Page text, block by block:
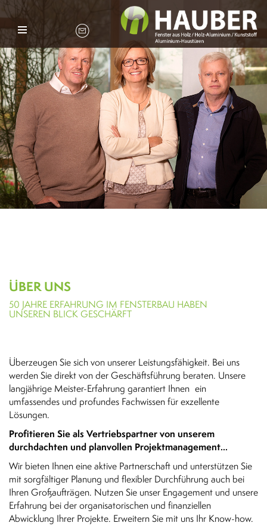
ÜBER UNS
50 JAHRE ERFAHRUNG IM FENSTERBAU HABEN
UNSEREN BLICK GESCHÄRFT
Überzeugen Sie sich von unserer Leistungsfähigkeit. Bei uns
werden Sie direkt von der Geschäftsführung beraten. Unsere
langjährige Meister-Erfahrung garantiert Ihnen ein
umfassendes und profundes Fachwissen für exzellente
Lösungen.
Profitieren Sie als Vertriebspartner von unserem
durchdachten und planvollen Projektmanagement...
Wir bieten Ihnen eine aktive Partnerschaft und unterstützen Sie
mit sorgfältiger Planung und flexibler Durchführung auch bei
Ihren Großaufträgen. Nutzen Sie unser Engagement und unsere
Erfahrung bei der organisatorischen und finanziellen
Abwicklung Ihrer Projekte. Erweitern Sie mit uns Ihr Know-how.